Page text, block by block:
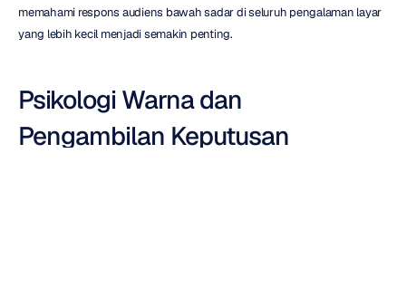
memahami respons audiens bawah sadar di seluruh pengalaman layar
yang lebih kecil menjadi semakin penting.
Psikologi Warna dan
Pengambilan Keputusan